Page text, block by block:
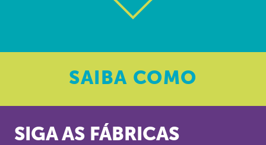
SAIBA COMO
SIGA AS FÁBRICAS